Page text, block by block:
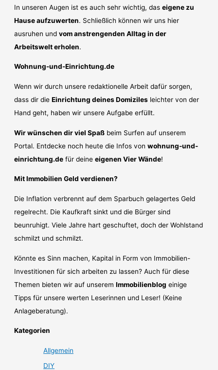
In unseren Augen ist es auch sehr wichtig, daseigene zu
Hause aufzuwerten. Schließlich können wir uns hier
ausruhen undvom anstrengenden Alltag in der
Arbeitswelt erholen.
Wohnung-und-Einrichtung.de
Wenn wir durch unsere redaktionelle Arbeit dafür sorgen,
dass dir dieEinrichtung deines Domiziles leichter von der
Hand geht, haben wir unsere Aufgabe erfüllt.
Wir wünschen dir viel Spaß beim Surfen auf unserem
Portal. Entdecke noch heute die Infos vonwohnung-und-
einrichtung.de für deineeigenen Vier Wände!
Mit Immobilien Geld verdienen?
Die Inflation verbrennt auf dem Sparbuch gelagertes Geld
regelrecht. Die Kaufkraft sinkt und die Bürger sind
beunruhigt. Viele Jahre hart geschuftet, doch der Wohlstand
schmilzt und schmilzt.
Könnte es Sinn machen, Kapital in Form von Immobilien-
Investitionen für sich arbeiten zu lassen? Auch für diese
Themen bieten wir auf unseremImmobilienblog einige
Tipps für unsere werten Leserinnen und Leser! (Keine
Anlageberatung).
Kategorien
Allgemein
DIY